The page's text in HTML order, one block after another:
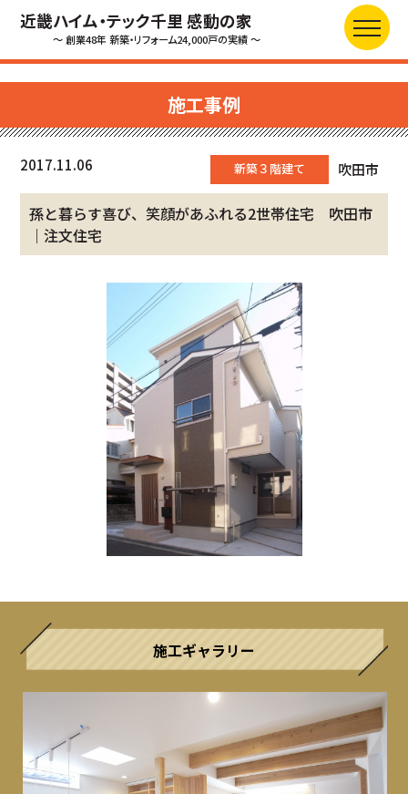
近畿ハイム・テック千里 感動の家
～ 創業48年 新築・リフォーム24,000戸の実績 ～
施工事例
2017.11.06 新築３階建て 吹田市
孫と暮らす喜び、笑顔があふれる2世帯住宅 吹田市
｜注文住宅
施工ギャラリー